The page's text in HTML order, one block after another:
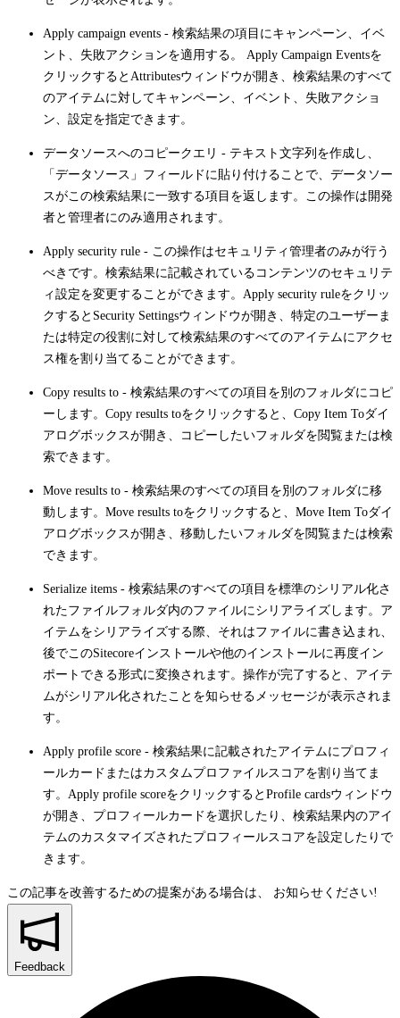
Apply campaign events - 検索結果の項目にキャンペーン、イベ
ント、失敗アクションを適用する。 Apply Campaign Eventsを
クリックすると Attributesウィンドウが開き、検索結果のすべて
のアイテムに対してキャンペーン、イベント、失敗アクショ
ン、設定を指定できます。
データソースへのコピークエリ - テキスト文字列を作成し、
「データソース」フィールドに貼り付けることで、データソー
スがこの検索結果に一致する項目を返します。この操作は開発
者と管理者にのみ適用されます。
Apply security rule - この操作はセキュリティ管理者のみが行う
べきです。検索結果に記載されているコンテンツのセキュリテ
ィ設定を変更することができます。 Apply security ruleをクリッ
クすると Security Settingsウィンドウが開き、特定のユーザーま
たは特定の役割に対して検索結果のすべてのアイテムにアクセ
ス権を割り当てることができます。
Copy results to - 検索結果のすべての項目を別のフォルダにコピ
ーします。 Copy results toをクリックすると、 Copy Item Toダイ
アログボックスが開き、コピーしたいフォルダを閲覧または検
索できます。
Move results to - 検索結果のすべての項目を別のフォルダに移
動します。 Move results toをクリックすると、 Move Item Toダイ
アログボックスが開き、移動したいフォルダを閲覧または検索
できます。
Serialize items - 検索結果のすべての項目を標準のシリアル化さ
れたファイルフォルダ内のファイルにシリアライズします。ア
イテムをシリアライズする際、それはファイルに書き込まれ、
後でこのSitecoreインストールや他のインストールに再度イン
ポートできる形式に変換されます。操作が完了すると、アイテ
ムがシリアル化されたことを知らせるメッセージが表示されま
す。
Apply profile score - 検索結果に記載されたアイテムにプロフィ
ールカードまたはカスタムプロファイルスコアを割り当てま
す。 Apply profile scoreをクリックすると Profile cardsウィンドウ
が開き、プロフィールカードを選択したり、検索結果内のアイ
テムのカスタマイズされたプロフィールスコアを設定したりで
きます。
この記事を改善するための提案がある場合は、 お知らせください!
Feedback